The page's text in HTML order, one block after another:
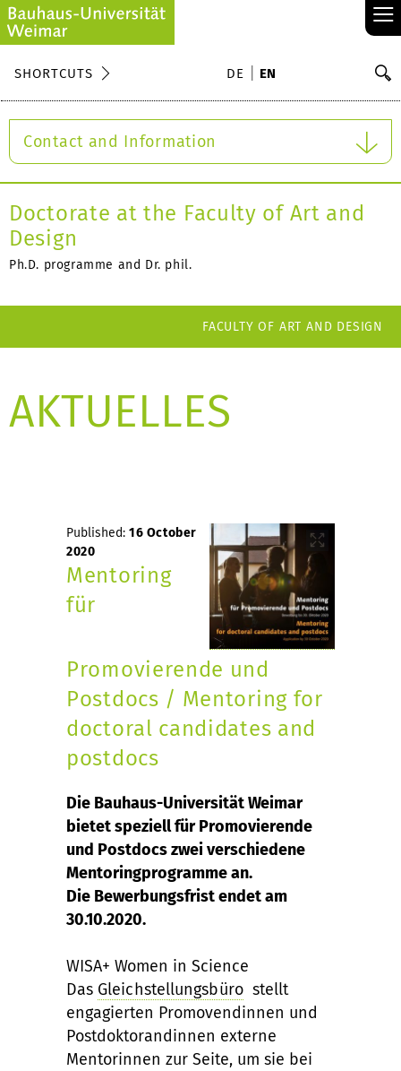
≡
SHORTCUTS DE EN
Contact and Information
Doctorate at the Faculty of Art and
Design
Ph.D. programme and Dr. phil.
FACULTY OF ART AND DESIGN
AKTUELLES
Published: 16 October
2020
Mentoring
für
Promovierende und
Postdocs / Mentoring for
doctoral candidates and
postdocs
Die Bauhaus-Universität Weimar
bietet speziell für Promovierende
und Postdocs zwei verschiedene
Mentoringprogramme an.
Die Bewerbungsfrist endet am
30.10.2020.
WISA+ Women in Science
Das Gleichstellungsbürostellt
engagierten Promovendinnen und
Postdoktorandinnen externe
Mentorinnen zur Seite, um sie bei